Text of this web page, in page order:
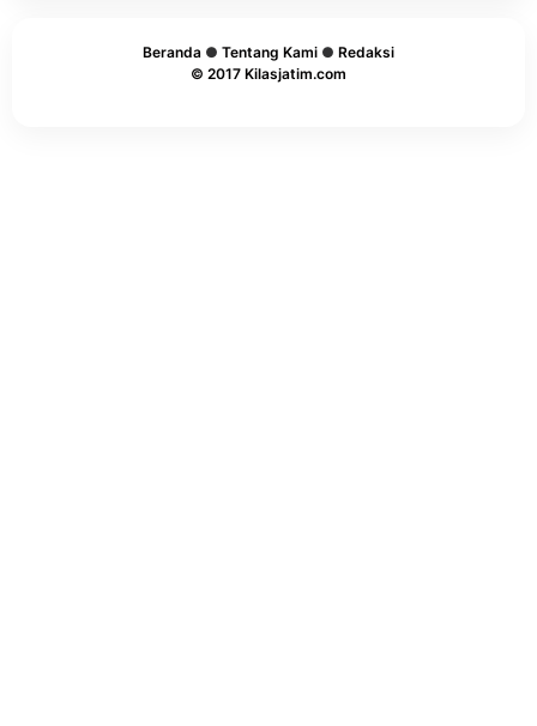
Beranda ● Tentang Kami ● Redaksi
© 2017 Kilasjatim.com